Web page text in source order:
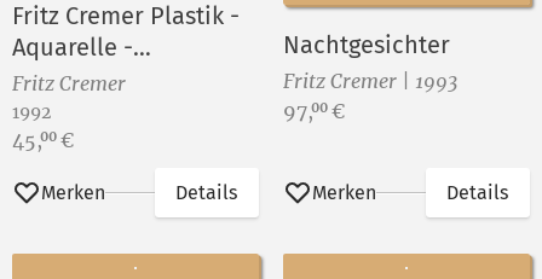
Fritz Cremer Plastik -
Aquarelle -
Druckgraphik
Fritz Cremer
1992
Preis:
45,00 €
Merken Details
Nachtgesichter
Fritz Cremer | 1993
Preis:
97,00 €
Merken Details